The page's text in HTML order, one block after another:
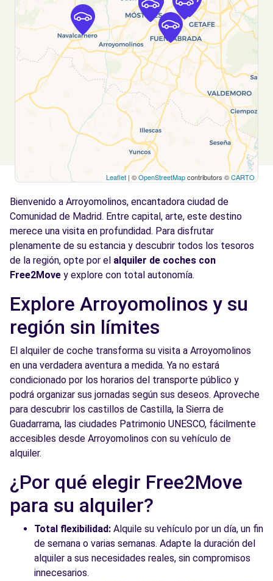
MOSTOLES, 28937
Ver agencia
Free2move Rent - ASCAUTO, S.A. -
MOSTOLES (J)
8.1
km
CALLE SIMON HERNANDEZ
MOSTOLES, 28937
Ver agencia
Free2move Rent - ASCAUTO, S.A. -
8.1
CALLE SIMON HERNANDEZ
MOSTOLES, 28937
Free2move Rent - ASCAUTO, S.A. -
MOSTOLES (F)
km
CALLE SIMON HERNANDEZ
MOSTOLES, 28937
Ver agencia
Free2Move Rent - HERMANOS VIÑARAS -
FUENLABRADA - Fuenlabrada (P)
Luis Sauquillo, 88
Fuenlabrada, 28944
Free2Move Rent - SELIGRAT LEGANES -
Leganés (O)
km
Avda Carlos Sainz 43-45
Leganés, 28914
Leaflet | ©OpenStreetMapcontributors ©CARTO
Bienvenido a Arroyomolinos, encantadora ciudad de
Comunidad de Madrid. Entre capital, arte, este destino
merece una visita en profundidad. Para disfrutar
plenamente de su estancia y descubrir todos los tesoros
de la región, opte por el alquiler de coches con
Free2Move y explore con total autonomía.
Explore Arroyomolinos y su
región sin límites
El alquiler de coche transforma su visita a Arroyomolinos
en una verdadera aventura a medida. Ya no estará
condicionado por los horarios del transporte público y
podrá organizar sus jornadas según sus deseos. Aproveche
para descubrir los castillos de Castilla, la Sierra de
Guadarrama, las ciudades Patrimonio UNESCO, fácilmente
accesibles desde Arroyomolinos con su vehículo de
alquiler.
¿Por qué elegir Free2Move
para su alquiler?
Total flexibilidad: Alquile su vehículo por un día, un fin
de semana o varias semanas. Adapte la duración del
alquiler a sus necesidades reales, sin compromisos
innecesarios.